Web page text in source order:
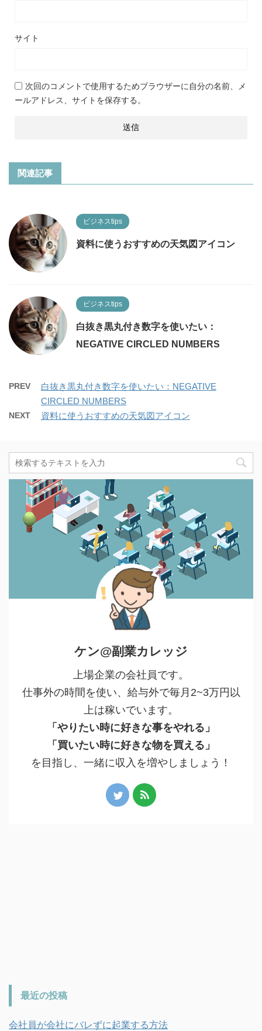
サイト
次回のコメントで使用するためブラウザーに自分の名前、メ
ールアドレス、サイトを保存する。
関連記事
ビジネスtips
資料に使うおすすめの天気図アイコン
ビジネスtips
白抜き黒丸付き数字を使いたい：
NEGATIVE CIRCLED NUMBERS
PREV
白抜き黒丸付き数字を使いたい：NEGATIVE
CIRCLED NUMBERS
NEXT 資料に使うおすすめの天気図アイコン
ケン@副業カレッジ
上場企業の会社員です。
仕事外の時間を使い、給与外で毎月2~3万円以
上は稼いでいます。
「やりたい時に好きな事をやれる」
「買いたい時に好きな物を買える」
を目指し、一緒に収入を増やしましょう！
最近の投稿
会社員が会社にバレずに起業する方法